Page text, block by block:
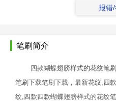
报错
笔刷简介
四款蝴蝶翅膀样式的花纹笔
笔刷下载笔刷下载，最新花纹,四
纹,四款四款蝴蝶翅膀样式的花纹